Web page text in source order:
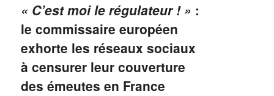
« C’est moi le régulateur ! » :
le commissaire européen
exhorte les réseaux sociaux
à censurer leur couverture
des émeutes en France